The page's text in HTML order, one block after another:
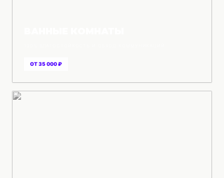
ОТ 35 000 ₽